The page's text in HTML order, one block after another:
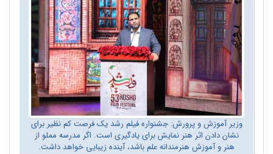
وزیر آموزش و پرورش: جشنواره فیلم رشد یک فرصت کم نظیر برای
نشان دادن اثر هنر نمایش برای یادگیری است. اگر مدرسه مملو از
هنر و آموزش هنرمندانه علم باشد، آینده زیبایی خواهد داشت.